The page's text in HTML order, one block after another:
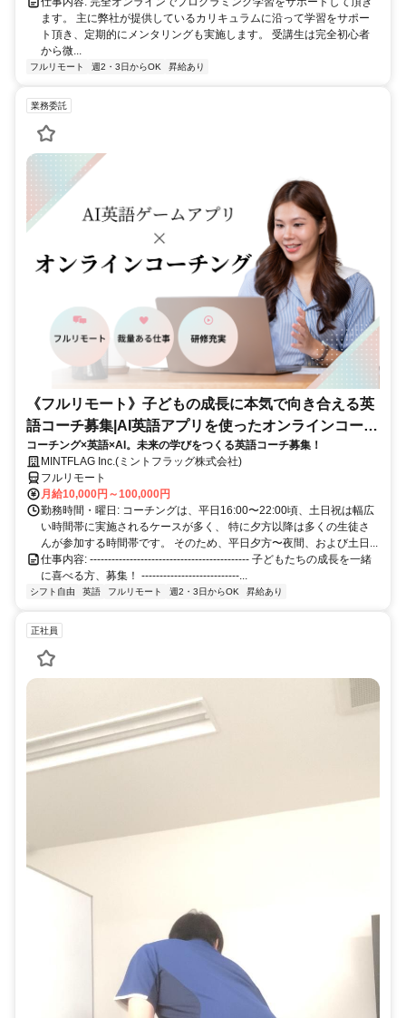
ます。 主に弊社が提供しているカリキュラムに沿って学習をサポー
ト頂き、定期的にメンタリングも実施します。 受講生は完全初心者
から微...
フルリモート 週2・3日からOK 昇給あり
業務委託
《フルリモート》子どもの成長に本気で向き合える英
語コーチ募集|AI英語アプリを使ったオンラインコーチ
ング
コーチング×英語×AI。未来の学びをつくる英語コーチ募集！
MINTFLAG Inc.(ミントフラッグ株式会社)
フルリモート
月給10,000円～100,000円
勤務時間・曜日: コーチングは、平日16:00〜22:00頃、土日祝は幅広
い時間帯に実施されるケースが多く、 特に夕方以降は多くの生徒さ
んが参加する時間帯です。 そのため、平日夕方〜夜間、および土日...
仕事内容: -------------------------------------------- 子どもたちの成長を一緒
に喜べる方、募集！ ---------------------------...
シフト自由 英語 フルリモート 週2・3日からOK 昇給あり
正社員